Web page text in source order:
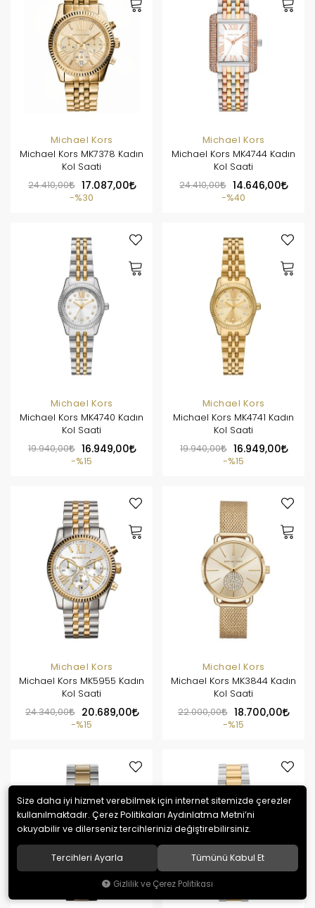
Michael Kors
Michael Kors MK7378 Kadın
Kol Saati
24.410,00
17.087,00
%30
Michael Kors
Michael Kors MK4744 Kadın
Kol Saati
24.410,00
14.646,00
%40
Michael Kors
Michael Kors MK4740 Kadın
Kol Saati
19.940,00
16.949,00
%15
Michael Kors
Michael Kors MK4741 Kadın
Kol Saati
19.940,00
16.949,00
%15
Michael Kors
Michael Kors MK5955 Kadın
Kol Saati
24.340,00
20.689,00
%15
Michael Kors
Michael Kors MK3844 Kadın
Kol Saati
22.000,00
18.700,00
%15
Size daha iyi hizmet verebilmek için internet sitemizde çerezler
kullanılmaktadır. Çerez Politikaları Aydınlatma Metni’ni
okuyabilir ve dilerseniz tercihlerinizi değiştirebilirsiniz.
Tercihleri Ayarla Tümünü Kabul Et
Gizlilik ve Çerez Politikası